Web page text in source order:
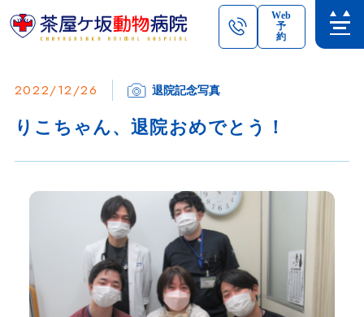
Web
予
約
2022/12/26 退院記念写真
りこちゃん、退院おめでとう！